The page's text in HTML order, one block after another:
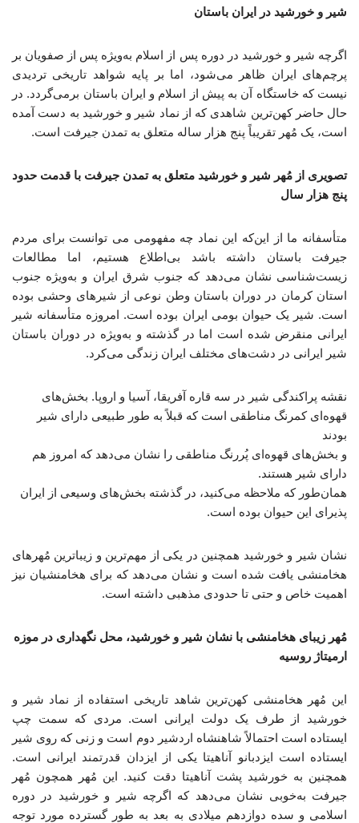
شیر و خورشید در ایران باستان
اگرچه شیر و خورشید در دوره پس از اسلام به‌ویژه پس از صفویان بر
پرچم‌های ایران ظاهر می‌شود، اما بر پایه شواهد تاریخی تردیدی
نیست که خاستگاه آن به پیش از اسلام و ایران باستان برمی‌گردد. در
حال حاضر کهن‌ترین شاهدی که از نماد شیر و خورشید به دست آمده
است، یک مُهر تقریباً پنج هزار ساله متعلق به تمدن جیرفت است.
تصویری از مُهر شیر و خورشید متعلق به تمدن جیرفت با قدمت حدود
پنج هزار سال
متأسفانه ما از این‌که این نماد چه مفهومی می توانست برای مردم
جیرفت باستان داشته باشد بی‌اطلاع هستیم، اما مطالعات
زیست‌شناسی نشان می‌دهد که جنوب شرق ایران و به‌ویژه جنوب
استان کرمان در دوران باستان وطن نوعی از شیرهای وحشی بوده
است. شیر یک حیوان بومی ایران بوده است. امروزه متأسفانه شیر
ایرانی منقرض شده است اما در گذشته و به‌ویژه در دوران باستان
شیر ایرانی در دشت‌های مختلف ایران زندگی می‌کرد.
نقشه پراکندگی شیر در سه قاره آفریقا، آسیا و اروپا. بخش‌های
قهوه‌ای کمرنگ مناطقی است که قبلاً به طور طبیعی دارای شیر
بودند
و بخش‌های قهوه‌ای پُررنگ مناطقی را نشان می‌دهد که امروز هم
دارای شیر هستند.
همان‌طور که ملاحظه می‌کنید، در گذشته بخش‌های وسیعی از ایران
پذیرای این حیوان بوده است.
نشان شیر و خورشید همچنین در یکی از مهم‌ترین و زیباترین مُهرهای
هخامنشی یافت شده است و نشان می‌دهد که برای هخامنشیان نیز
اهمیت خاص و حتی تا حدودی مذهبی داشته است.
مُهر زیبای هخامنشی با نشان شیر و خورشید، محل نگهداری در موزه
ارمیتاژ روسیه
این مُهر هخامنشی کهن‌ترین شاهد تاریخی استفاده از نماد شیر و
خورشید از طرف یک دولت ایرانی است. مردی که سمت چپ
ایستاده است احتمالاً شاهنشاه اردشیر دوم است و زنی که روی شیر
ایستاده است ایزدبانو آناهیتا یکی از ایزدان قدرتمند ایرانی است.
همچنین به خورشید پشت آناهیتا دقت کنید. این مُهر همچون مُهر
جیرفت به‌خوبی نشان می‌دهد که اگرچه شیر و خورشید در دوره
اسلامی و سده دوازدهم میلادی به بعد به طور گسترده مورد توجه